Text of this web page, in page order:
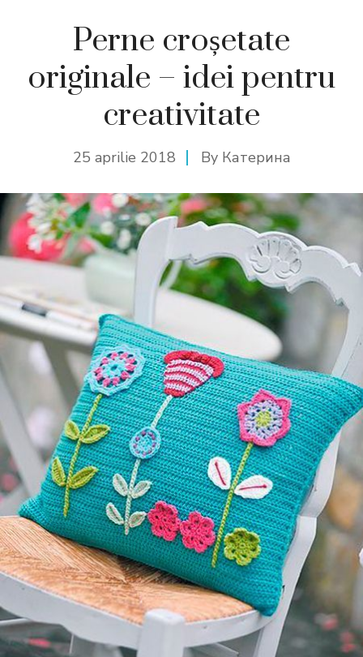
Perne croșetate
originale – idei pentru
creativitate
25 aprilie 2018 By Катерина